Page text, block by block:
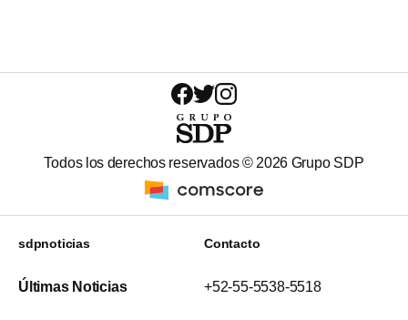
Todos los derechos reservados © 2026 Grupo SDP
sdpnoticias
Últimas Noticias
Contacto
+52-55-5538-5518